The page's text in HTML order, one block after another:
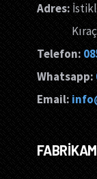
Adres:
Telefon:
Whatsapp:
Email: